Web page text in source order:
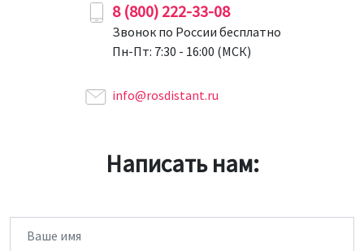
8 (800) 222-33-08
Звонок по России бесплатно
Пн-Пт: 7:30 - 16:00 (МСК)
info@rosdistant.ru
Написать нам: